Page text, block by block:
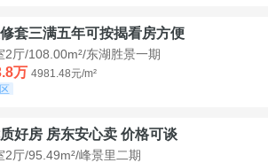
套三满五年可按揭看房方便
2厅/108.00m²/东湖胜景一期
万 4981.48元/m²
好房 房东安心卖 价格可谈
2厅/95.49m²/峰景里二期